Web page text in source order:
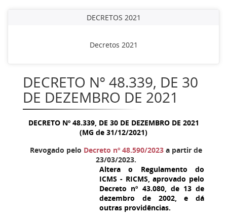
DECRETOS 2021
Decretos 2021
DECRETO Nº 48.339, DE 30
DE DEZEMBRO DE 2021
DECRETO Nº 48.339, DE 30 DE DEZEMBRO DE 2021
(MG de 31/12/2021)
Revogado pelo Decreto nº 48.590/2023a partir de
23/03/2023.
Altera o Regulamento do
ICMS - RICMS, aprovado pelo
Decreto nº 43.080, de 13 de
dezembro de 2002, e dá
outras providências.